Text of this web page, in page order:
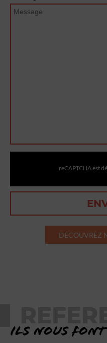
reCAPTCHA est
DÉCOUVREZ
Ils nous font